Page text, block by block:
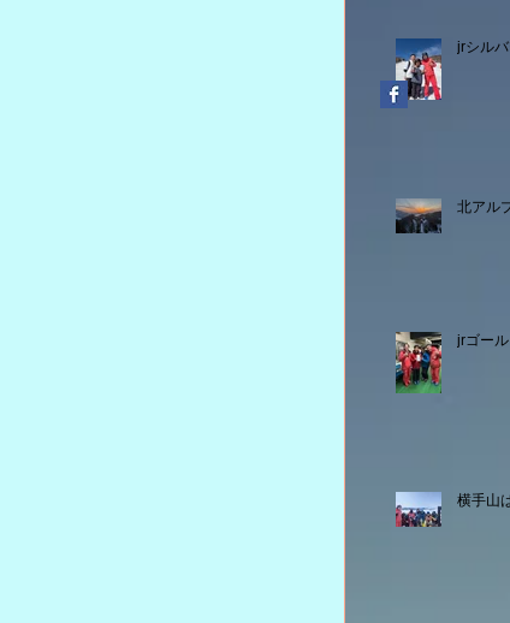
jrシル
北アル
jrゴー
横手山